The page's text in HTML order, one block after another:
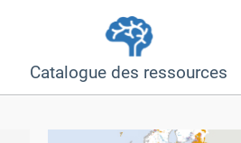
Catalogue des ressources